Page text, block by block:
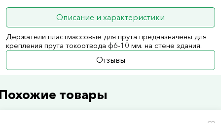
Описание и характеристики
Держатели пластмассовые для прута предназначены для
крепления прута токоотвода ф6-10 мм. на стене здания.
Отзывы
товары